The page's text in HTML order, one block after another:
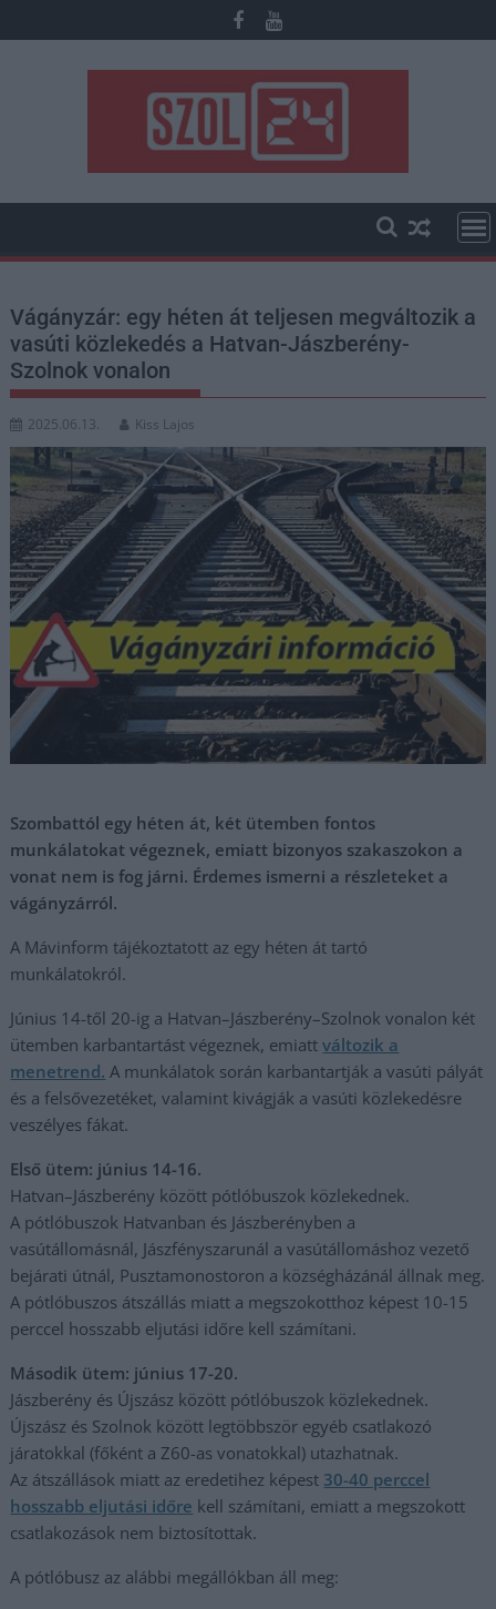
to
Vágányzár: egy héten át teljesen megváltozik a
vasúti közlekedés a Hatvan-Jászberény-
Szolnok vonalon
2025.06.13. Kiss Lajos
Szombattól egy héten át, két ütemben fontos
munkálatokat végeznek, emiatt bizonyos szakaszokon a
vonat nem is fog járni. Érdemes ismerni a részleteket a
vágányzárról.
A Mávinform tájékoztatott az egy héten át tartó
munkálatokról.
Június 14-től 20-ig a Hatvan–Jászberény–Szolnok vonalon két
ütemben karbantartást végeznek, emiattváltozik a
menetrend. A munkálatok során karbantartják a vasúti pályát
és a felsővezetéket, valamint kivágják a vasúti közlekedésre
veszélyes fákat.
Első ütem: június 14-16.
Hatvan–Jászberény között pótlóbuszok közlekednek.
A pótlóbuszok Hatvanban és Jászberényben a
vasútállomásnál, Jászfényszarunál a vasútállomáshoz vezető
bejárati útnál, Pusztamonostoron a községházánál állnak meg.
A pótlóbuszos átszállás miatt a megszokotthoz képest 10-15
perccel hosszabb eljutási időre kell számítani.
Második ütem: június 17-20.
Jászberény és Újszász között pótlóbuszok közlekednek.
Újszász és Szolnok között legtöbbször egyéb csatlakozó
járatokkal (főként a Z60-as vonatokkal) utazhatnak.
Az átszállások miatt az eredetihez képest 30-40 perccel
hosszabb eljutási időre kell számítani, emiatt a megszokott
csatlakozások nem biztosítottak.
A pótlóbusz az alábbi megállókban áll meg: